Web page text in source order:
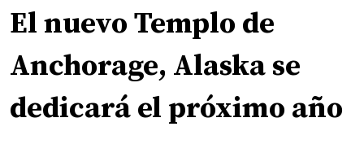
El nuevo Templo de
Anchorage, Alaska se
dedicará el próximo año